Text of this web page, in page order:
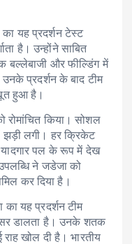
यह प्रदर्शन टेस्ट
है। उन्होंने साबित
बल्लेबाजी और फील्डिंग में
प्रदर्शन के बाद टीम
हुआ है।
किया। सोशल
झड़ी लगी। हर क्रिकेट
यादगार पल के रूप में देख
ने जडेजा को
कर दिया है।
का यह प्रदर्शन टीम
डालता है। उनके शतक
राह खोल दी है। भारतीय